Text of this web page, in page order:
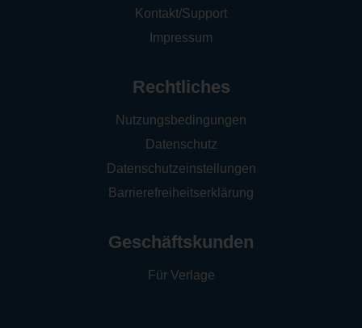
Kontakt/Support
Impressum
Rechtliches
Nutzungsbedingungen
Datenschutz
Datenschutzeinstellungen
Barrierefreiheitserklärung
Geschäftskunden
Für Verlage